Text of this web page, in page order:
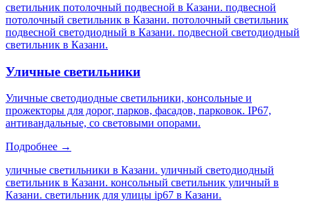
светильник потолочный подвесной в Казани. подвесной
потолочный светильник в Казани. потолочный светильник
подвесной светодиодный в Казани. подвесной светодиодный
светильник в Казани.
Уличные светильники
Уличные светодиодные светильники, консольные и
прожекторы для дорог, парков, фасадов, парковок. IP67,
антивандальные, со световыми опорами.
Подробнее →
уличные светильники в Казани. уличный светодиодный
светильник в Казани. консольный светильник уличный в
Казани. светильник для улицы ip67 в Казани.